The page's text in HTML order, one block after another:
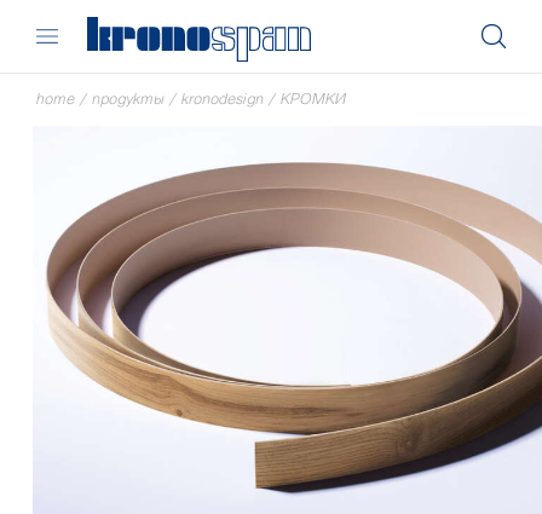
home / продукты / kronodesign / КРОМКИ